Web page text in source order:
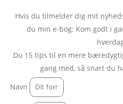
Hvis du tilmelder dig mit
du min e-bog: Kom godt i
Du 15 tips til en mere
gang med, så snart du
Navn